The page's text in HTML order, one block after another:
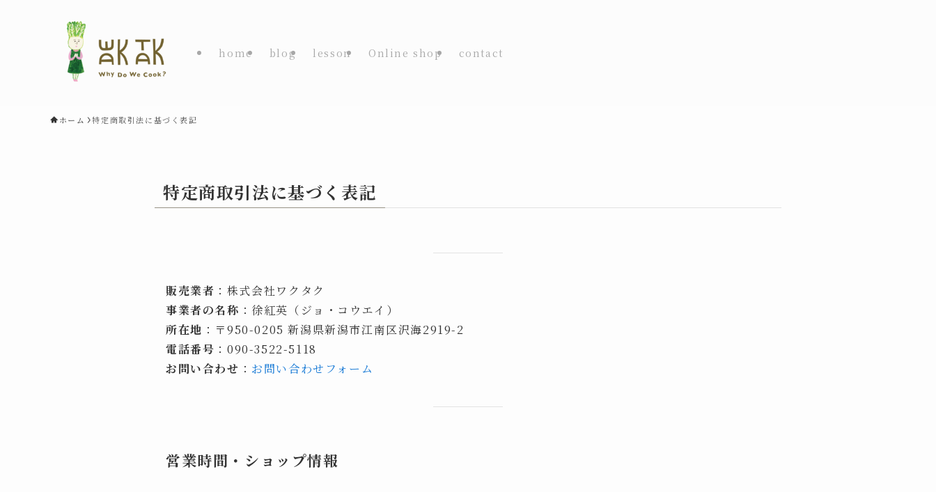
home blog lesson Online shop contact
ホーム 特定商取引法に基づく表記
特定商取引法に基づく表記
販売業者 ：株式会社ワクタク
事業者の名称 ：徐紅英（ジョ・コウエイ）
所在地 ：〒950-0205 新潟県新潟市江南区沢海2919-2
電話番号 ：090-3522-5118
お問い合わせ ： お問い合わせフォーム
営業時間・ショップ情報